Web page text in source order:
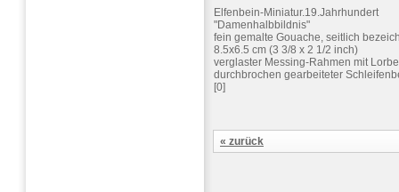
Elfenbein-Miniatur.19.Jahrhundert
"Damenhalbbildnis"
fein gemalte Gouache, seitlich
8.5x6.5 cm (3 3/8 x 2 1/2 inch)
verglaster Messing-Rahmen mit
durchbrochen gearbeiteter
[0]
« zurück